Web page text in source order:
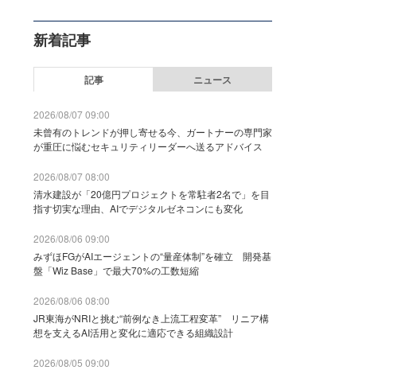
新着記事
記事 ニュース
2026/08/07 09:00
未曾有のトレンドが押し寄せる今、ガートナーの専門家
が重圧に悩むセキュリティリーダーへ送るアドバイス
2026/08/07 08:00
清水建設が「20億円プロジェクトを常駐者2名で」を目
指す切実な理由、AIでデジタルゼネコンにも変化
2026/08/06 09:00
みずほFGがAIエージェントの“量産体制”を確立 開発基
盤「Wiz Base」で最大70%の工数短縮
2026/08/06 08:00
JR東海がNRIと挑む“前例なき上流工程変革” リニア構
想を支えるAI活用と変化に適応できる組織設計
2026/08/05 09:00